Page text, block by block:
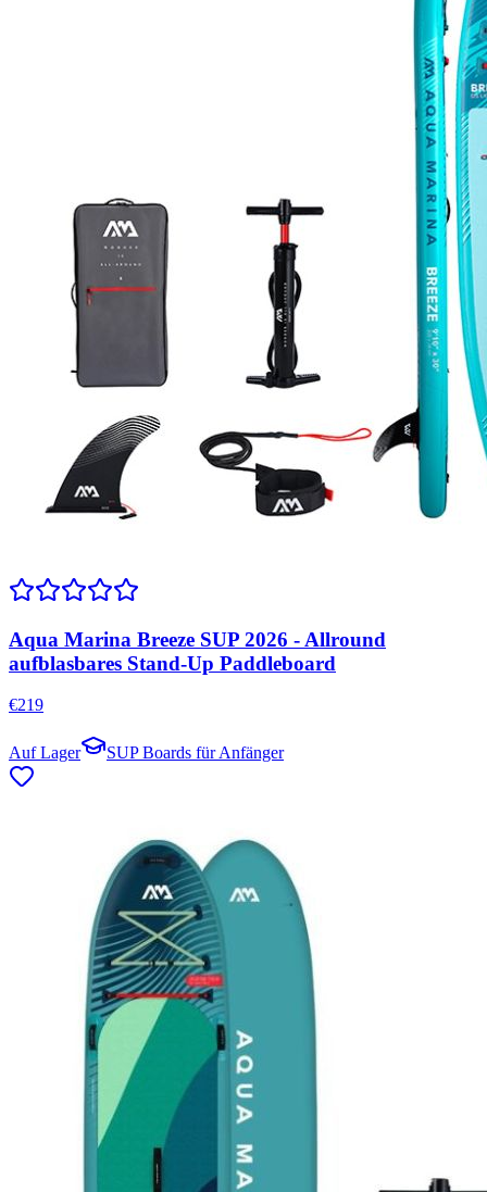
Aqua Marina Breeze SUP 2026 - Allround
aufblasbares Stand-Up Paddleboard
€219
Auf Lager SUP Boards für Anfänger